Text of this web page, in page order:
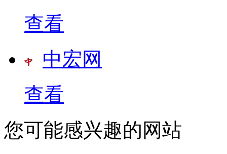
查看
中宏网
查看
您可能感兴趣的网站